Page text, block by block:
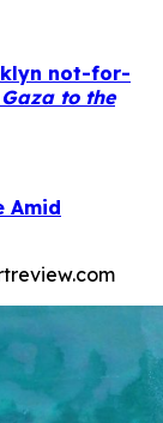
not-for-
to the
Amid